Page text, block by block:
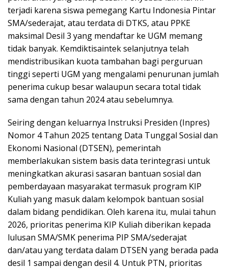
terjadi karena siswa pemegang Kartu Indonesia Pintar
SMA/sederajat, atau terdata di DTKS, atau PPKE
maksimal Desil 3 yang mendaftar ke UGM memang
tidak banyak. Kemdiktisaintek selanjutnya telah
mendistribusikan kuota tambahan bagi perguruan
tinggi seperti UGM yang mengalami penurunan jumlah
penerima cukup besar walaupun secara total tidak
sama dengan tahun 2024 atau sebelumnya.
Seiring dengan keluarnya Instruksi Presiden (Inpres)
Nomor 4 Tahun 2025 tentang Data Tunggal Sosial dan
Ekonomi Nasional (DTSEN), pemerintah
memberlakukan sistem basis data terintegrasi untuk
meningkatkan akurasi sasaran bantuan sosial dan
pemberdayaan masyarakat termasuk program KIP
Kuliah yang masuk dalam kelompok bantuan sosial
dalam bidang pendidikan. Oleh karena itu, mulai tahun
2026, prioritas penerima KIP Kuliah diberikan kepada
lulusan SMA/SMK penerima PIP SMA/sederajat
dan/atau yang terdata dalam DTSEN yang berada pada
desil 1 sampai dengan desil 4. Untuk PTN, prioritas